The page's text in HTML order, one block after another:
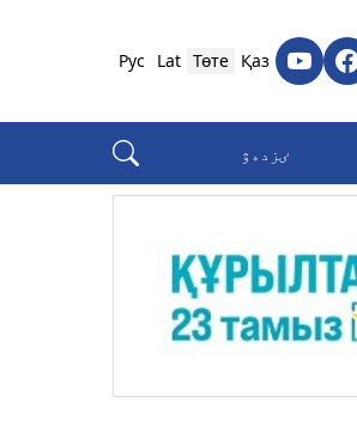
Қаз
Төте
Lat
Рус